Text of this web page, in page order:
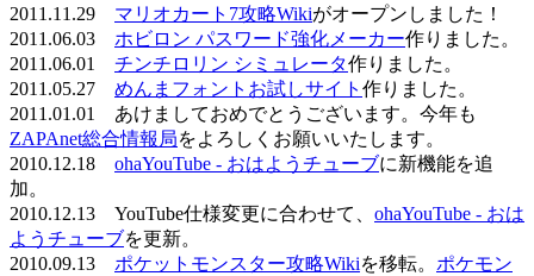
2011.11.29 マリオカート7攻略Wikiがオープンしました！
2011.06.03 ホビロン パスワード強化メーカー作りました。
2011.06.01 チンチロリン シミュレータ作りました。
2011.05.27 めんまフォントお試しサイト 作りました。
2011.01.01 あけましておめでとうございます。今年も
ZAPAnet総合情報局をよろしくお願いいたします。
2010.12.18 ohaYouTube - おはようチューブに新機能を追
加。
2010.12.13 YouTube仕様変更に合わせて、 ohaYouTube - おは
ようチューブを更新。
2010.09.13 ポケットモンスター攻略Wikiを移転。 ポケモン